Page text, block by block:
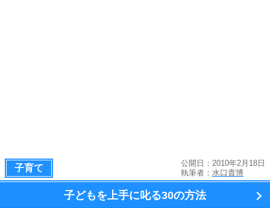
子育て
公開日：2010年2月18日
執筆者： 水口貴博
子どもを上手に叱る30の方法